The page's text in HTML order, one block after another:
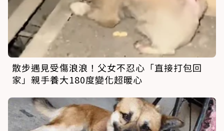
散步遇見受傷浪浪！父女不忍心「直接打包回
家」親手養大180度變化超暖心